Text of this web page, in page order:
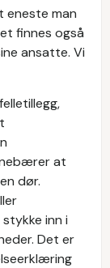
eneste man
finnes også
ansatte. Vi
at
dør.
inn i
Det er